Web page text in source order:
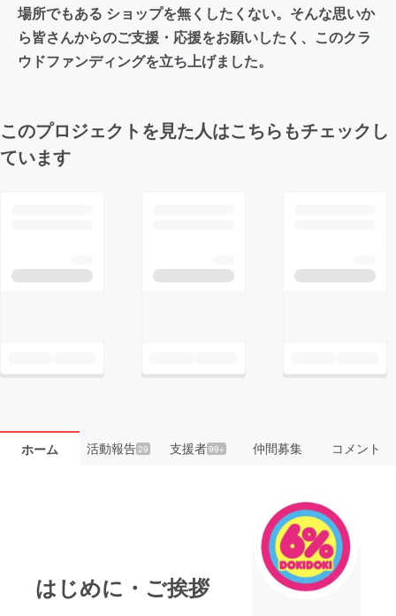
場所でもある ショップを無くしたくない。そんな思いか
ら皆さんからのご支援・応援をお願いしたく、このクラ
ウドファンディングを立ち上げました。
このプロジェクトを見た人はこちらもチェックし
ています
ホーム 活動報告29 支援者99+ 仲間募集 コメント
はじめに・ご挨拶